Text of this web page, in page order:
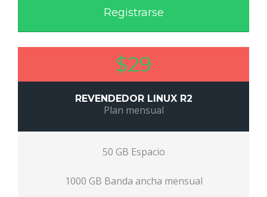
Registrarse
$29
REVENDEDOR LINUX R2
Plan mensual
50 GB Espacio
1000 GB Banda ancha mensual